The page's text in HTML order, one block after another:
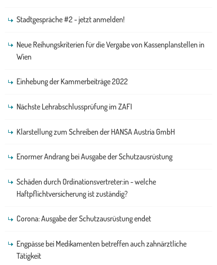
Stadtgespräche #2 - jetzt anmelden!
Neue Reihungskriterien für die Vergabe von Kassenplanstellen in
Wien
Einhebung der Kammerbeiträge 2022
Nächste Lehrabschlussprüfung im ZAFI
Klarstellung zum Schreiben der HANSA Austria GmbH
Enormer Andrang bei Ausgabe der Schutzausrüstung
Schäden durch Ordinationsvertreter:in - welche
Haftpflichtversicherung ist zuständig?
Corona: Ausgabe der Schutzausrüstung endet
Engpässe bei Medikamenten betreffen auch zahnärztliche
Tätigkeit